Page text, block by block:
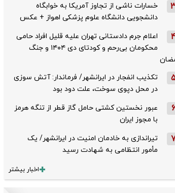
خسارات ناشی از تجاوز آمریکا به خوابگاه
دانشجویی دانشگاه علوم پزشکی اهواز + عکس
اعلام جرم دادستانی تهران علیه قلیل افراد حامی
محکومان بی‌رحم و کودتای دی‌ ۱۴۰۴ و جنگ
تکذیب ‌انفجار در ایرانشهر/ فرماندار: آتش سوزی
در محل دپوی سوخت، علت دود بود
عبور نخستین کشتی حامل گاز قطر از تنگه هرمز
با مجوز ایران
تیراندازی به خادمان امنیت در ایرانشهر/ یک
مأمور انتظامی به شهادت رسید
اخبار بیشتر